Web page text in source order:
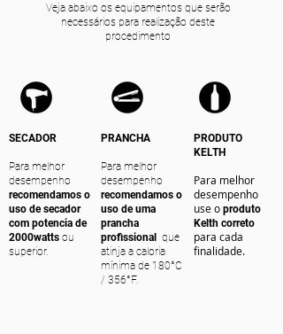
Veja abaixo os equipamentos que serão
necessários para realização deste
procedimento
SECADOR
Para melhor
desempenho
recomendamos o
uso de secador
com potencia de
2000watts ou
superior.
PRANCHA
Para melhor
desempenho
recomendamos o
uso de uma
prancha
profissional que
atinja a caloria
mínima de 180°C
/ 356°F.
PRODUTO
KELTH
Para melhor
desempenho
use o produto
Kelth correto
para cada
finalidade.